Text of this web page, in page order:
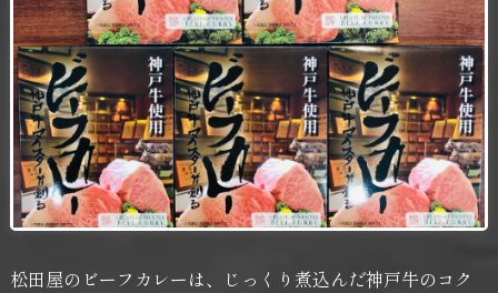
松田屋のビーフカレーは、じっくり煮込んだ神戸牛のコク